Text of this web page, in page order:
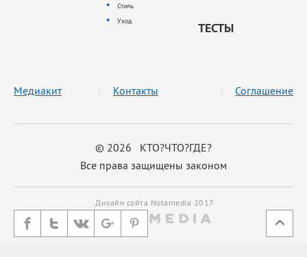
Стиль
Уход
ТЕСТЫ
© 2026 КТО?ЧТО?ГДЕ?
Все права защищены законом
Медиакит Контакты Соглашение
Дизайн сайта Notamedia 2017